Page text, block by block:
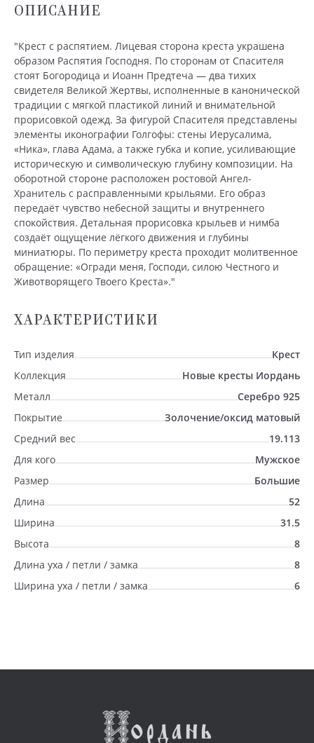
ОПИСАНИЕ
"Крест с распятием. Лицевая сторона креста украшена
образом Распятия Господня. По сторонам от Спасителя
стоят Богородица и Иоанн Предтеча — два тихих
свидетеля Великой Жертвы, исполненные в канонической
традиции с мягкой пластикой линий и внимательной
прорисовкой одежд. За фигурой Спасителя представлены
элементы иконографии Голгофы: стены Иерусалима,
«Ника», глава Адама, а также губка и копие, усиливающие
историческую и символическую глубину композиции. На
оборотной стороне расположен ростовой Ангел-
Хранитель с расправленными крыльями. Его образ
передаёт чувство небесной защиты и внутреннего
спокойствия. Детальная прорисовка крыльев и нимба
создаёт ощущение лёгкого движения и глубины
миниатюры. По периметру креста проходит молитвенное
обращение: «Огради меня, Господи, силою Честного и
Животворящего Твоего Креста»."
ХАРАКТЕРИСТИКИ
Тип изделия
Крест
Коллекция
Новые кресты Иордань
Металл
Серебро 925
Покрытие
Золочение/оксид матовый
Средний вес
19.113
Для кого
Мужское
Размер
Большие
Длина
52
Ширина
31.5
Высота
8
Длина уха / петли / замка
8
Ширина уха / петли / замка
6